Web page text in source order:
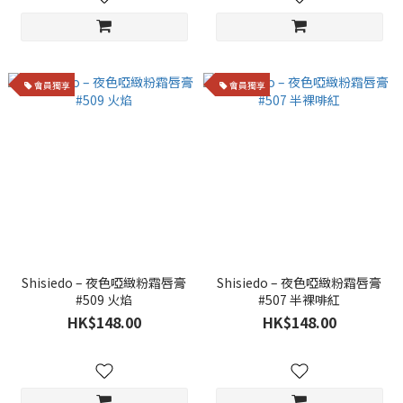
會員獨享
Shisiedo – 夜色啞緻粉霜唇膏
#509 火焰
HK$148.00
會員獨享
Shisiedo – 夜色啞緻粉霜唇膏
#507 半裸啡紅
HK$148.00